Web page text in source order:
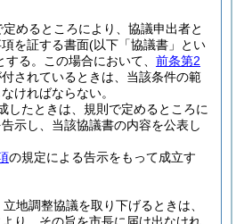
めるところにより、協議申出者と
を証する書面(以下「協議書」とい
る。 この場合において、 前条第2
されているときは、当該条件の範
ければならない。
したときは、規則で定めるところに
示し、当該協議書の内容を公表し
の規定による告示をもって成立す
地調整協議を取り下げるときは、